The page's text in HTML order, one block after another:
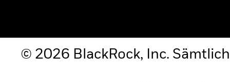
© 2026 BlackRock, Inc.